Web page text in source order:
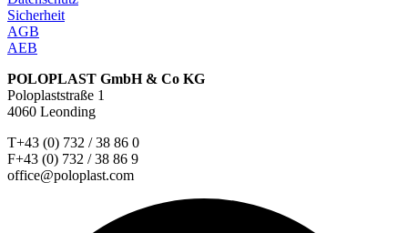
Sicherheit
AGB
AEB
POLOPLAST GmbH & Co KG
Poloplaststraße 1
4060 Leonding
T+43 (0) 732 / 38 86 0
F+43 (0) 732 / 38 86 9
office@poloplast.com